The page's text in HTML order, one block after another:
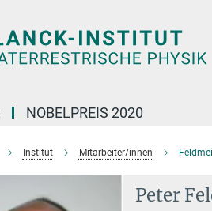
NOBELPREIS 2020
Institut Mitarbeiter/innen
Peter